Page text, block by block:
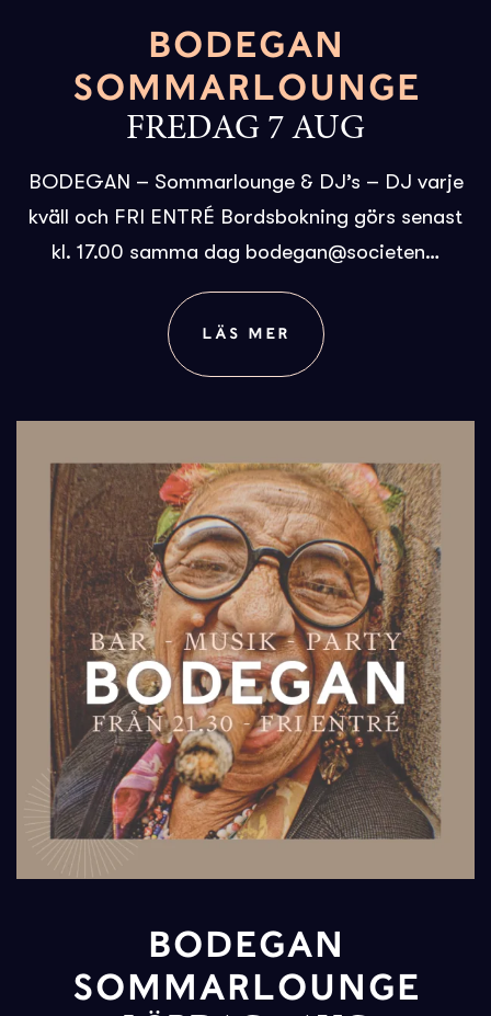
BODEGAN
SOMMARLOUNGE
FREDAG 7 AUG
BODEGAN – Sommarlounge & DJ’s – DJ varje
kväll och FRI ENTRÉ Bordsbokning görs senast
kl. 17.00 samma dag bodegan@societen…
LÄS MER
BODEGAN
SOMMARLOUNGE